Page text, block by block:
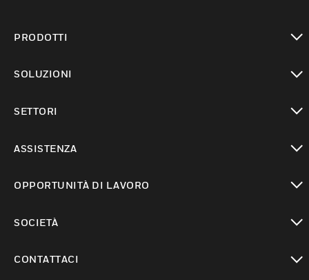
PRODOTTI
SOLUZIONI
SETTORI
ASSISTENZA
OPPORTUNITÀ DI LAVORO
SOCIETÀ
CONTATTACI